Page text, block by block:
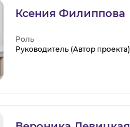
Ксения Филиппова
Роль
Руководитель (Автор проекта)